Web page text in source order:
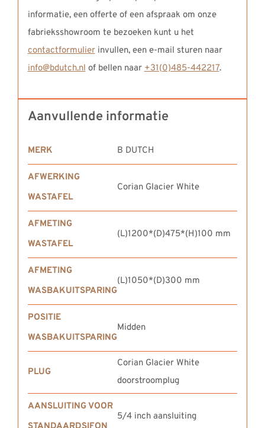
informatie, een offerte of een afspraak om onze
fabrieksshowroom te bezoeken kunt u het
contactformulierinvullen, een e-mail sturen naar
info@bdutch.nl of bellen naar +31(0)485-442217.
Aanvullende informatie
MERK B DUTCH
AFWERKING
WASTAFEL
Corian Glacier White
AFMETING
WASTAFEL
(L)1200*(D)475*(H)100 mm
AFMETING
WASBAKUITSPARING
(L)1050*(D)300 mm
POSITIE
WASBAKUITSPARING
Midden
PLUG
Corian Glacier White
doorstroomplug
AANSLUITING VOOR
5/4 inch aansluiting